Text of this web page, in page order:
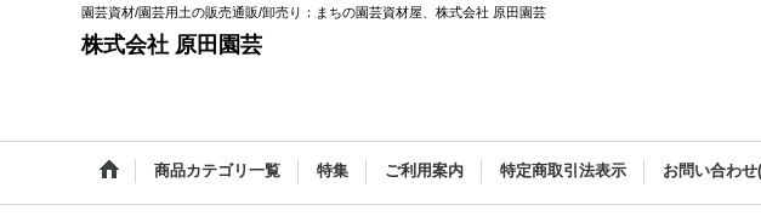
園芸資材/園芸用土の販売通販/卸売り：まちの園芸資材屋、株式会社 原田園芸
株式会社 原田園芸
商品カテゴリ一覧 特集 ご利用案内 特定商取引法表示 お問い合わ